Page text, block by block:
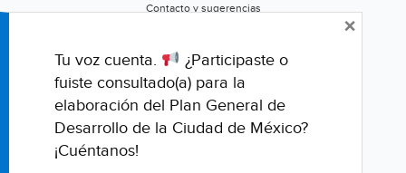
Contacto y sugerencias
Califica este portal
Tu voz cuenta.
¿Participaste o
fuiste consultado(a) para la
elaboración del Plan General de
Desarrollo de la Ciudad de México?
¡Cuéntanos!
×